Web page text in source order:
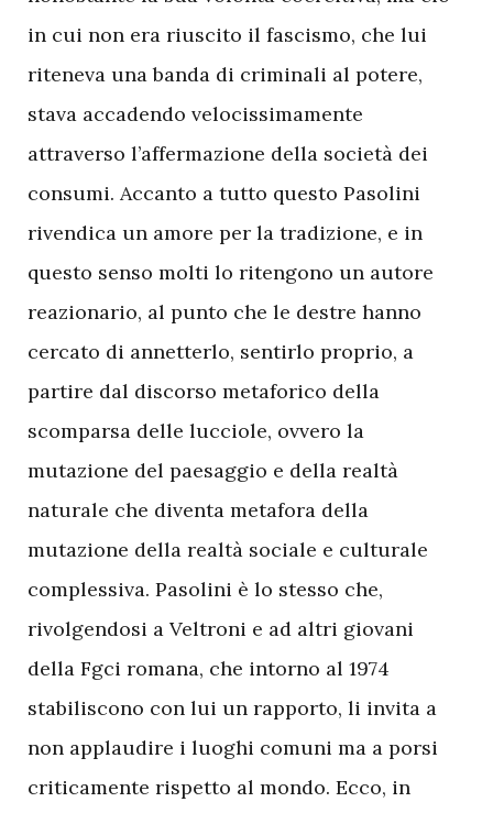
in cui non era riuscito il fascismo, che lui
riteneva una banda di criminali al potere,
stava accadendo velocissimamente
attraverso l’affermazione della società dei
consumi. Accanto a tutto questo Pasolini
rivendica un amore per la tradizione, e in
questo senso molti lo ritengono un autore
reazionario, al punto che le destre hanno
cercato di annetterlo, sentirlo proprio, a
partire dal discorso metaforico della
scomparsa delle lucciole, ovvero la
mutazione del paesaggio e della realtà
naturale che diventa metafora della
mutazione della realtà sociale e culturale
complessiva. Pasolini è lo stesso che,
rivolgendosi a Veltroni e ad altri giovani
della Fgci romana, che intorno al 1974
stabiliscono con lui un rapporto, li invita a
non applaudire i luoghi comuni ma a porsi
criticamente rispetto al mondo. Ecco, in